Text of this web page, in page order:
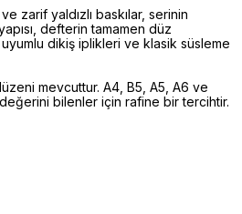
zarif yaldızlı baskılar, serinin
defterin tamamen düz
dikiş iplikleri ve klasik süsleme
mevcuttur. A4, B5, A5, A6 ve
bilenler için rafine bir tercihtir.